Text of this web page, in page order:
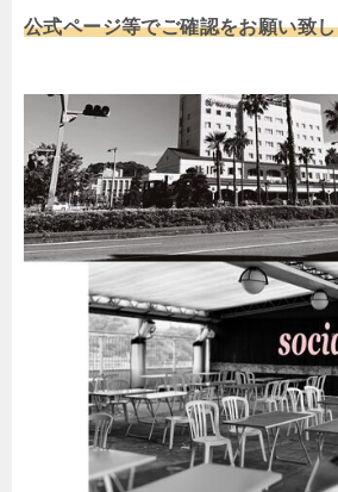
公式ページ等でご確認をお願い致